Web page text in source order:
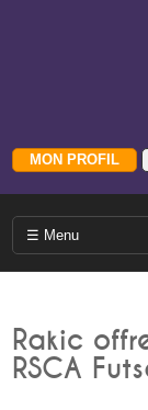
Rakic
RSCA